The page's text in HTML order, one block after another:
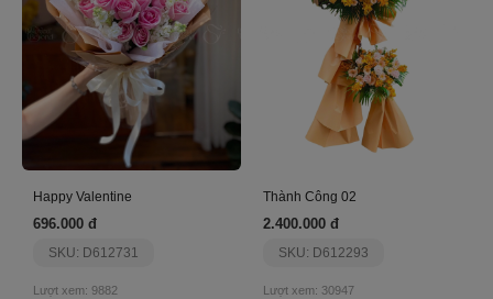
Happy Valentine
696.000 đ
SKU: D612731
Lượt xem: 9882
Thành Công 02
2.400.000 đ
SKU: D612293
Lượt xem: 30947